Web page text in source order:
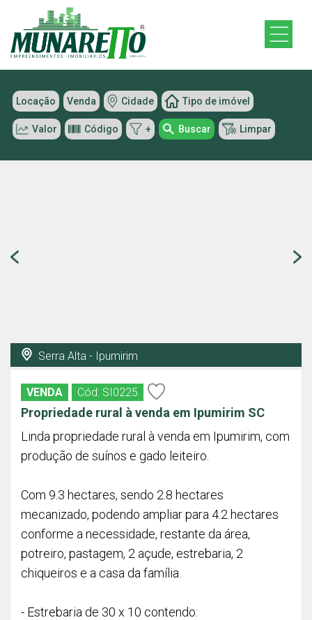
Locação Venda Cidade Tipo de imóvel
Valor Código + Buscar Limpar
Serra Alta - Ipumirim
VENDA Cód: SI0225
Propriedade rural à venda em Ipumirim SC
Linda propriedade rural à venda em Ipumirim, com
produção de suínos e gado leiteiro.
Com 9.3 hectares, sendo 2.8 hectares
mecanizado, podendo ampliar para 4.2 hectares
conforme a necessidade, restante da área,
potreiro, pastagem, 2 açude, estrebaria, 2
chiqueiros e a casa da família.
- Estrebaria de 30 x 10 contendo: